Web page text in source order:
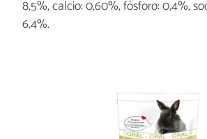
8,5%, calcio: 0,60%, fósforo: 0,4%,
6,4%.